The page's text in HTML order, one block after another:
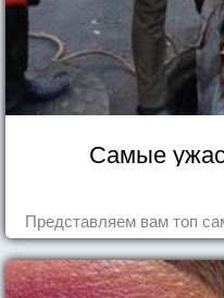
Самые
Представляем вам топ